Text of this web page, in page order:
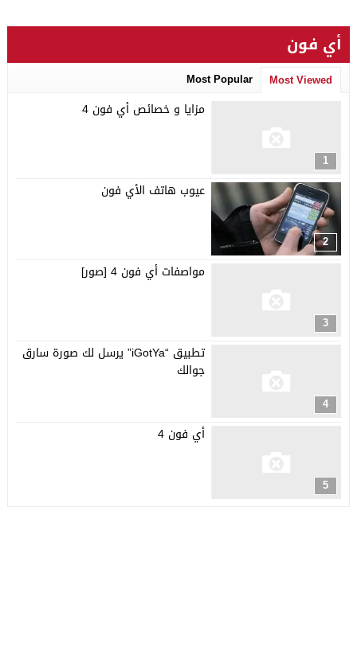
أي فون
Most Viewed
Most Popular
1
مزايا و خصائص أي فون 4
2
عيوب هاتف الأي فون
3
مواصفات أي فون 4 [صور]
4
تطبيق “iGotYa” يرسل لك صورة سارق
جوالك
5
أي فون 4